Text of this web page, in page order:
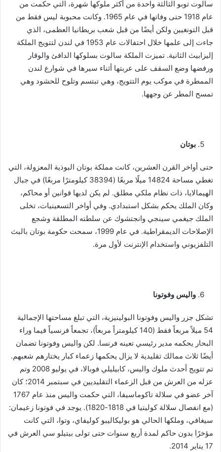
سالوت توبو الثالثة واحدة من أكثر ملوكها شهرة، التي حكمت من
عام 1918 حتى وفاتها في عام 1965. وكانت محبوبة ليس فقط من
قبل التونغيين ولكن أيضًا من قبل شعب بريطانيا العظمى، الذي
جاءت إلى علمها خلال احتفالات عام 1953 في لندن لتتويج الملكة
إليزابيث الثانية. تميزت الملكة سالوت بسلوكها الدافئ والوقار
ورفضها وضع السقف على عربتها أثناء سيرها في شوارع لندن
الممطرة في موكب يوم التتويج، وهي تبتسم وتلوح للحشود وهي
تمسح المطر عن وجهها.
بوتان
حتى أواخر القرن العشرين، كانت مملكة بوتان البوذية المعزولة، التي
تغطي مساحة 14824 ميلًا مربعًا (38394 كيلومترًا مربعًا) في جبال
الهيمالايا، ذات نظام ملكي مطلق. لم يكن لديها قوانين أو محاكم،
وكان الملك يحكم بشكل استبدادي. وفي أواخر التسعينيات، تخلى
الملك جيغمي سينجي وانجتشوك عن سلطته المطلقة وشجع
الإصلاحات الديمقراطية. في عام 1999، سمحت حكومة بوتان بالبث
التلفزيوني واستخدام الإنترنت لأول مرة.
واليس وفوتونا
تشكل جزر واليس وفوتونا البولينيزية، التي تبلغ مساحتها الإجمالية
54 ميلاً مربعاً فقط (140 كيلومتراً مربعاً)، تجمعاً فرنسياً فيما وراء
البحار يحكمه مدير رئيسي تعينه فرنسا. لكن واليس وفوتونا تضمان
أيضًا ثلاث ممالك تقليدية لا يزال يحكمها زعماء كبار يختارهم شعبهم.
تم تتويج أحدث ملوك واليس، كابيليلي فوبالا، في يوليو 2008 وتم
عزله من العرش من قبل الزعماء التقليديين في سبتمبر 2014؛ كان
آخر عضو في سلالة تاكوماسيفا، التي حكمت واليس منذ عام 1767
(مع انفصال سلالة كوليتيا في 1818-1820). يوجد في فوتونا زعيمان:
سيغافي، وملكها الحالي هو بوليكاليبو كوليفاي، وتوا، التي كانت
مؤخرًا بدون حاكم لمدة أربع سنوات حتى تولى بيتيلو سي العرش في
17 يناير 2014.